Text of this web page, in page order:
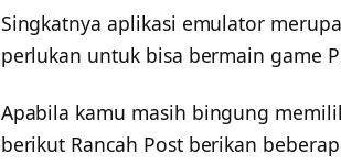
Singkatnya aplikasi emulator
perlukan untuk bisa bermain game
Apabila kamu masih bingung
berikut Rancah Post berikan